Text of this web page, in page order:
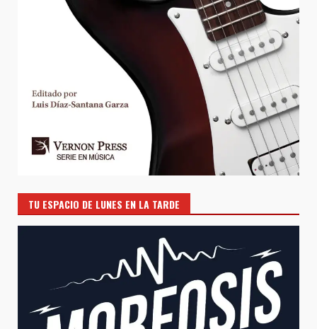
TU ESPACIO DE LUNES EN LA TARDE